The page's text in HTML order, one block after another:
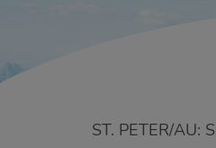
ST. PETER/AU: